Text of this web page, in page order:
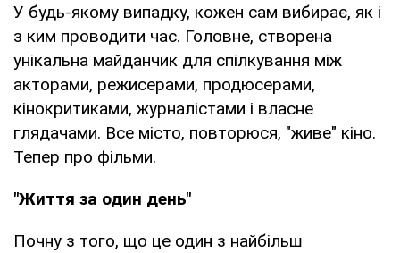
У будь-якому випадку, кожен сам вибирає, як і
з ким проводити час. Головне, створена
унікальна майданчик для спілкування між
акторами, режисерами, продюсерами,
кінокритиками, журналістами і власне
глядачами. Все місто, повторюся, "живе" кіно.
Тепер про фільми.
"Життя за один день"
Почну з того, що це один з найбільш